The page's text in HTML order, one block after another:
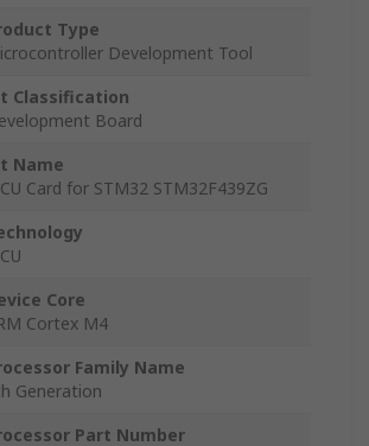
Type
Development Tool
Classification
Board
Name
Card for STM32 STM32F439ZG
Core
Cortex M4
Family Name
Generation
Part Number